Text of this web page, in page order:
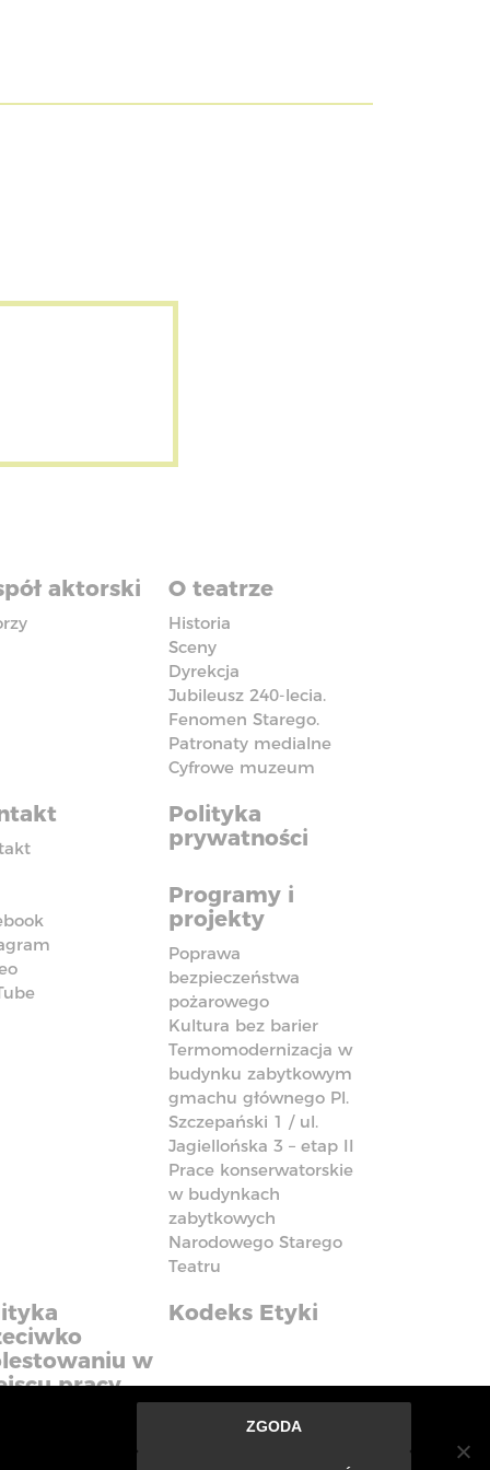
aktorski O teatrze
Historia
Sceny
Dyrekcja
Jubileusz 240-lecia.
Fenomen Starego.
Patronaty medialne
Cyfrowe muzeum
Polityka
prywatności
Programy i
projekty
Poprawa
bezpieczeństwa
pożarowego
Kultura bez barier
Termomodernizacja w
budynku zabytkowym
gmachu głównego Pl.
Szczepański 1 / ul.
Jagiellońska 3 – etap II
Prace konserwatorskie
w budynkach
zabytkowych
Narodowego Starego
Teatru
w
pracy
Kodeks Etyki
ZGODA
ze strony oznacza, że